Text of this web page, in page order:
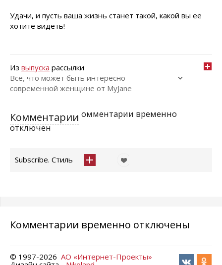
Удачи, и пусть ваша жизнь станет такой, какой вы ее
хотите видеть!
Из выпуска рассылки
Все, что может быть интересно
современной женщине от MyJane
Комментарии омментарии временно
отключен
Subscribe. Стиль
Комментарии временно отключены
© 1997-2026 АО «Интернет-Проекты»